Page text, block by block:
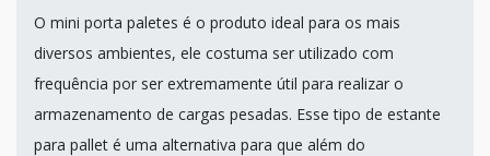
O mini porta paletes é o produto ideal para os mais
diversos ambientes, ele costuma ser utilizado com
frequência por ser extremamente útil para realizar o
armazenamento de cargas pesadas. Esse tipo de estante
para pallet é uma alternativa para que além do